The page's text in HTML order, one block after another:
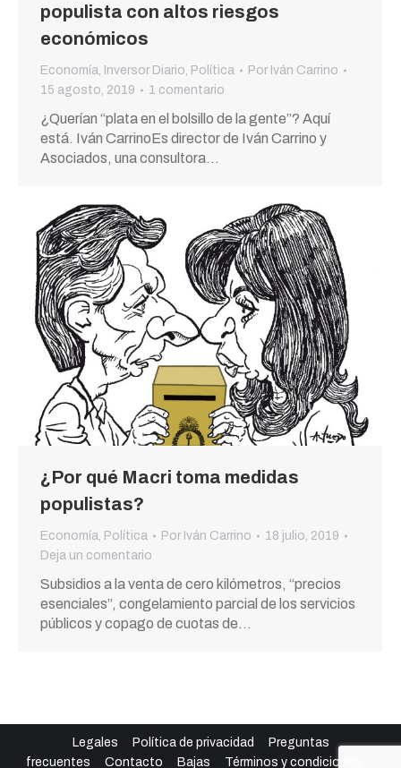
populista con altos riesgos
económicos
Economía Inversor Diario Política Por Iván Carrino
15 agosto, 2019
1 comentario
¿Querían “plata en el bolsillo de la gente”? Aquí
está. Iván CarrinoEs director de Iván Carrino y
Asociados, una consultora…
¿Por qué Macri toma medidas
populistas?
Economía, Política Por Iván Carrino
18 julio, 2019
Deja un comentario
Subsidios a la venta de cero kilómetros, “precios
esenciales”, congelamiento parcial de los servicios
públicos y copago de cuotas de…
Legales Política de privacidad
Preguntas
frecuentes
Contacto Bajas Términos y condiciones